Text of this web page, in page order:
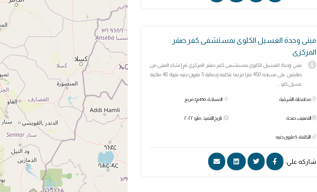
مبنى وحدة الغسيل الكلوى بمستشفى كفر صقر
المركزى
مبنى وحدة الغسيل الكلوى بمستشفى كفر صقر المركزى تم إنشاء المبنى من
طابقين على مساحة 450 مترا مربعا بتكلفة إجمالية 5 مليون جنيه بقوة 48 ماكينة
غسيل كلو...
محافظة: الشرقية
التصنيف: صحة
التكلفة: 5 مليون جنيه
المساحة: 450م2 مربع
تاريخ التنفيذ: مايو ٢٠٢٢
شاركه علي: